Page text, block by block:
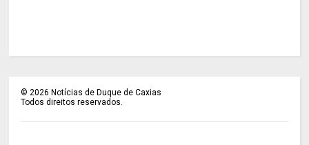
©2026 Notícias de Duque de Caxias
Todos direitos reservados.